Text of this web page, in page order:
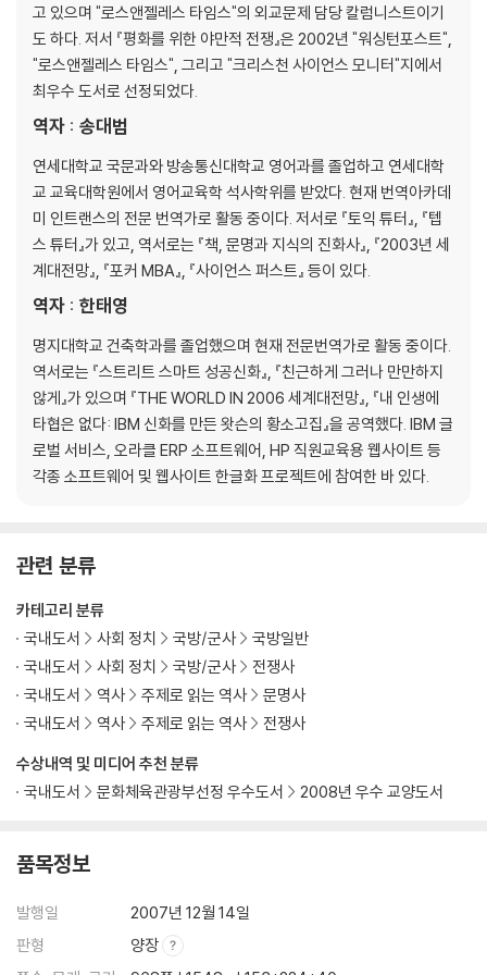
고 있으며 "로스앤젤레스 타임스"의 외교문제 담당 칼럼니스트이기
도 하다. 저서 『평화를 위한 야만적 전쟁』은 2002년 "워싱턴포스트",
"로스앤젤레스 타임스", 그리고 "크리스천 사이언스 모니터"지에서
최우수 도서로 선정되었다.
역자 : 송대범
연세대학교 국문과와 방송통신대학교 영어과를 졸업하고 연세대학
교 교육대학원에서 영어교육학 석사학위를 받았다. 현재 번역아카데
미 인트랜스의 전문 번역가로 활동 중이다. 저서로 『토익 튜터』, 『텝
스 튜터』가 있고, 역서로는 『책, 문명과 지식의 진화사』, 『2003년 세
계대전망』, 『포커 MBA』, 『사이언스 퍼스트』 등이 있다.
역자 : 한태영
명지대학교 건축학과를 졸업했으며 현재 전문번역가로 활동 중이다.
역서로는 『스트리트 스마트 성공신화』, 『친근하게 그러나 만만하지
않게』가 있으며 『THE WORLD IN 2006 세계대전망』, 『내 인생에
타협은 없다: IBM 신화를 만든 왓슨의 황소고집』을 공역했다. IBM 글
로벌 서비스, 오라클 ERP 소프트웨어, HP 직원교육용 웹사이트 등
각종 소프트웨어 및 웹사이트 한글화 프로젝트에 참여한 바 있다.
관련 분류
수상내역 및 미디어 추천 분류
국내도서
문화체육관광부선정 우수도서 2008년 우수 교양도서
카테고리 분류
국내도서
사회 정치 국방/군사
국방일반
국내도서
사회 정치 국방/군사
전쟁사
국내도서
역사 주제로 읽는 역사
문명사
국내도서
역사 주제로 읽는 역사 전쟁사
품목정보
발행일
2007년 12월 14일
판형
양장